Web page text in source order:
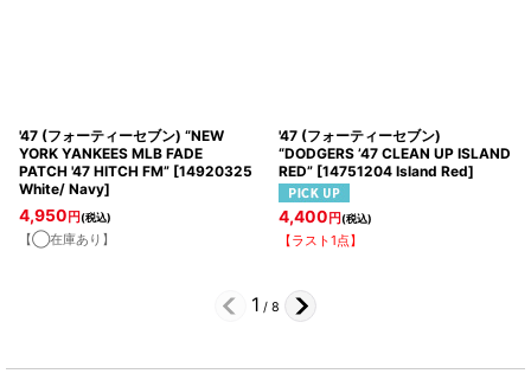
'47 (フォーティーセブン) “NEW
YORK YANKEES MLB FADE
PATCH '47 HITCH FM” [14920325
White/ Navy]
4,950 円(税込)
【◯在庫あり】
'47 (フォーティーセブン)
“DODGERS ’47 CLEAN UP ISLAND
RED” [14751204 Island Red]
4,400 円(税込)
【ラスト1点】
1 / 8